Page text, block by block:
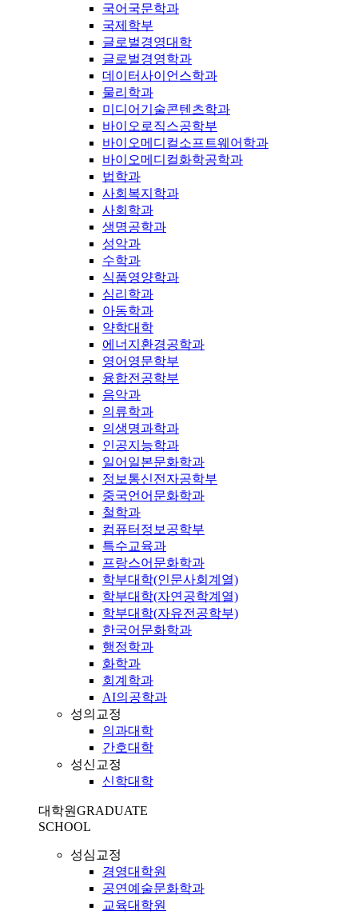
국어국문학과
국제학부
글로벌경영대학
글로벌경영학과
데이터사이언스학과
물리학과
미디어기술콘텐츠학과
바이오로직스공학부
바이오메디컬소프트웨어학과
바이오메디컬화학공학과
법학과
사회복지학과
사회학과
생명공학과
성악과
수학과
식품영양학과
심리학과
아동학과
약학대학
에너지환경공학과
영어영문학부
융합전공학부
음악과
의류학과
의생명과학과
인공지능학과
일어일본문화학과
정보통신전자공학부
중국언어문화학과
철학과
컴퓨터정보공학부
특수교육과
프랑스어문화학과
학부대학(인문사회계열)
학부대학(자연공학계열)
학부대학(자유전공학부)
한국어문화학과
행정학과
화학과
회계학과
AI의공학과
성의교정
의과대학
간호대학
성신교정
신학대학
대학원GRADUATE
SCHOOL
성심교정
경영대학원
공연예술문화학과
교육대학원